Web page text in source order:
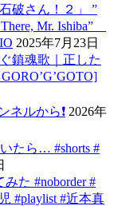
破さん！２」 ”
Mr. Ishiba”
2025年7月23日
鎮魂歌｜正した
ネルから❗️ 2026年
たら… #shorts #
みた #noborder #
#playlist #近本真